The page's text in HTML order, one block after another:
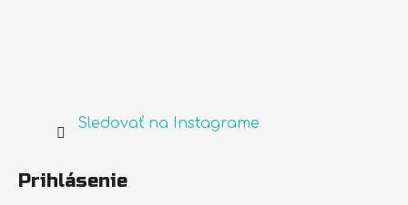
Sledovať na Instagrame
Prihlásenie